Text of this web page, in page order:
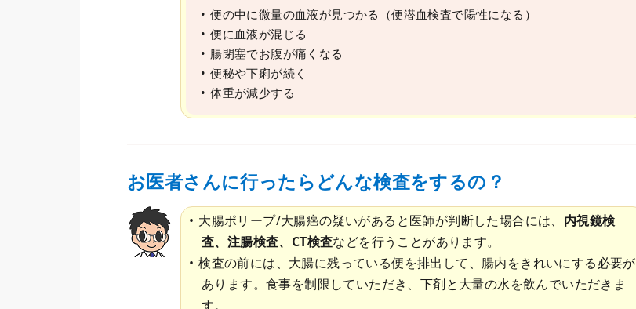
便の中に微量の血液が見つかる（便潜血検査で陽性になる）
便に血液が混じる
腸閉塞でお腹が痛くなる
便秘や下痢が続く
体重が減少する
お医者さんに行ったらどんな検査をするの？
大腸ポリープ/大腸癌の疑いがあると医師が判断した場合には、 内視鏡検
査、注腸検査、CT検査などを行うことがあります。
検査の前には、大腸に残っている便を排出して、腸内をきれいにする必要が
あります。食事を制限していただき、下剤と大量の水を飲んでいただきま
す。